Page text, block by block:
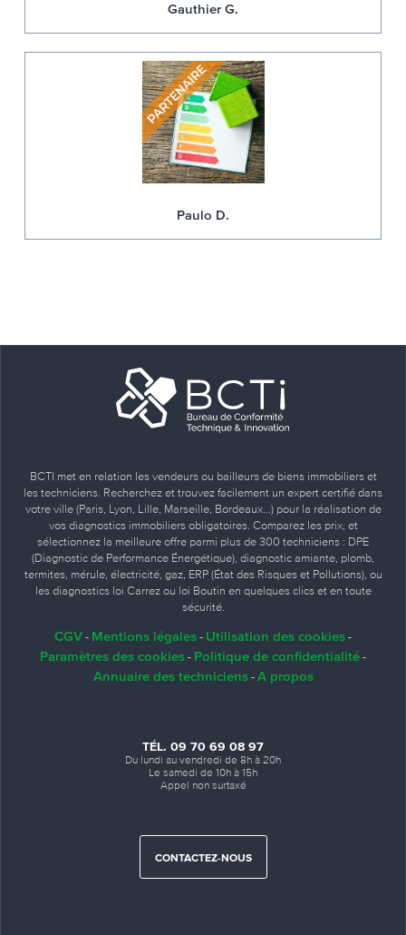
Gauthier G.
Paulo D.
BCTI met en relation les vendeurs ou bailleurs de biens immobiliers et
les techniciens. Recherchez et trouvez facilement un expert certifié dans
votre ville (Paris, Lyon, Lille, Marseille, Bordeaux…) pour la réalisation de
vos diagnostics immobiliers obligatoires. Comparez les prix, et
sélectionnez la meilleure offre parmi plus de 300 techniciens : DPE
(Diagnostic de Performance Énergétique), diagnostic amiante, plomb,
termites, mérule, électricité, gaz, ERP (État des Risques et Pollutions), ou
les diagnostics loi Carrez ou loi Boutin en quelques clics et en toute
sécurité.
CGV - Mentions légales - Utilisation des cookies -
Paramètres des cookies - Politique de confidentialité -
Annuaire des techniciens- A propos
TÉL. 09 70 69 08 97
Du lundi au vendredi de 8h à 20h
Le samedi de 10h à 15h
Appel non surtaxé
CONTACTEZ-NOUS